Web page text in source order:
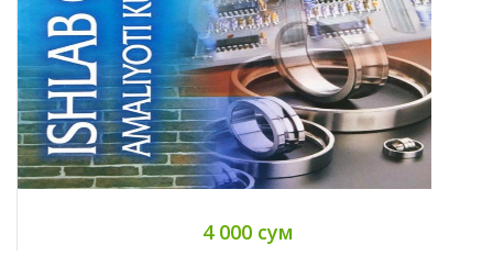
4 000 сум